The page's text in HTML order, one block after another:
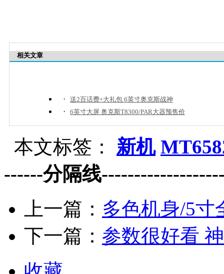
相关文章
· 送2百话费+大礼包 6英寸奥克斯战神
· 6英寸大屏 奥克斯T8300/PAR大器预售价
本文标签： 新机
------分隔线
上一篇： 多色机身/5寸
下一篇： 参数很好看